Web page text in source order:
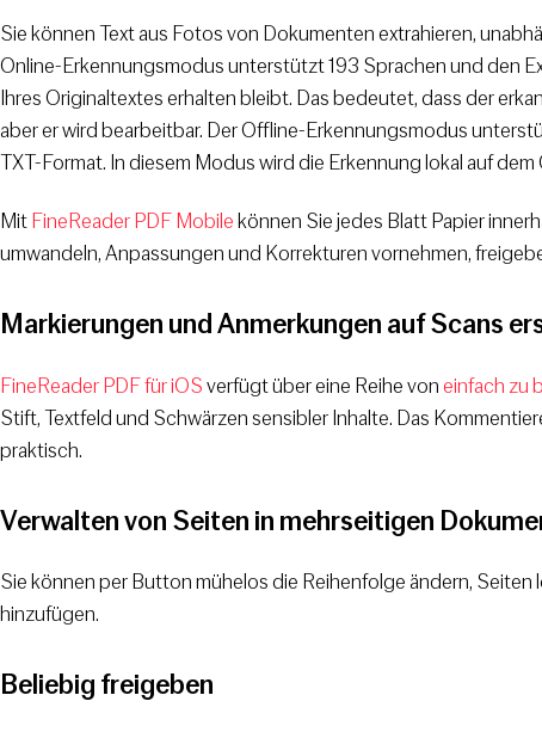
Sie können Text aus Fotos von Dokumenten extrahieren,
Online-Erkennungsmodus unterstützt 193 Sprachen und den
Ihres Originaltextes erhalten bleibt. Das bedeutet, dass der
aber er wird bearbeitbar. Der Offline-Erkennungsmodus
TXT-Format. In diesem Modus wird die Erkennung lokal auf
MitFineReader PDF Mobilekönnen Sie jedes Blatt Papier
umwandeln, Anpassungen und Korrekturen vornehmen,
Markierungen und Anmerkungen auf Scans
FineReader PDF für iOSverfügt über eine Reihe voneinfach zu
Stift, Textfeld und Schwärzen sensibler Inhalte. Das
praktisch.
Verwalten von Seiten in mehrseitigen
Sie können per Button mühelos die Reihenfolge ändern,
hinzufügen.
Beliebig freigeben